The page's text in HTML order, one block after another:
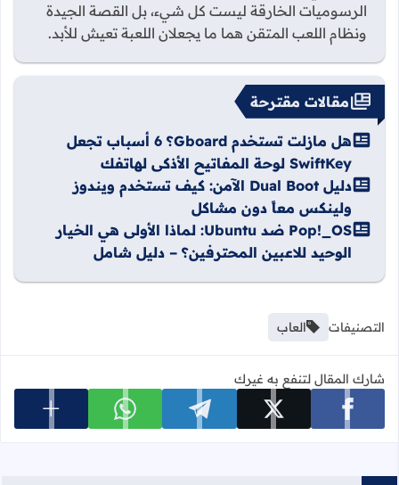
الرسوميات الخارقة ليست كل شيء، بل القصة الجيدة
ونظام اللعب المتقن هما ما يجعلان اللعبة تعيش للأبد.
مقالات مقترحة
هل مازلت تستخدم Gboard؟ 6 أسباب تجعل
SwiftKey لوحة المفاتيح الأذكى لهاتفك
دليل Dual Boot الآمن: كيف تستخدم ويندوز
ولينكس معاً دون مشاكل
Pop!_OS ضد Ubuntu: لماذا الأولى هي الخيار
الوحيد للاعبين المحترفين؟ – دليل شامل
التصنيفات العاب
شارك المقال لتنفع به غيرك
شارك على facebook شارك على x شارك على telegram شارك على whatsapp عرض